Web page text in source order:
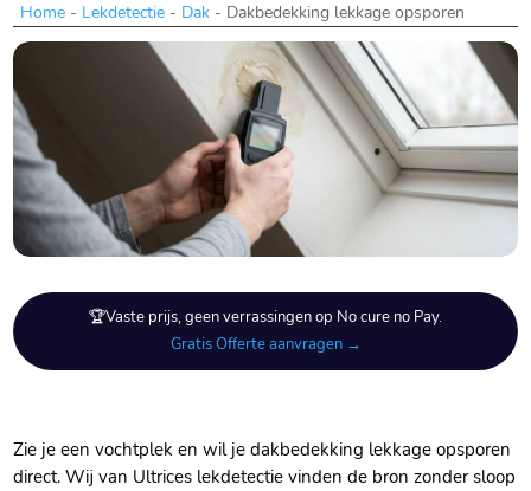
Home- Lekdetectie- Dak- Dakbedekking lekkage opsporen
🏆Vaste prijs, geen verrassingen op No cure no Pay.
Gratis Offerte aanvragen →
Zie je een vochtplek en wil je dakbedekking lekkage opsporen
direct.​ Wij van Ultrices lekdetectie vinden de bron zonder sloop